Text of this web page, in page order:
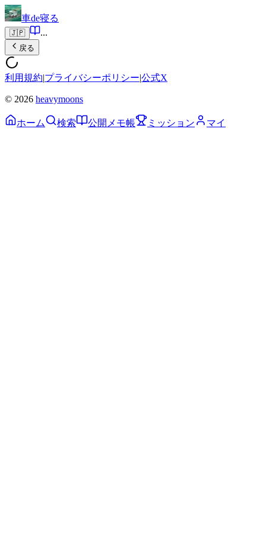
車de寝る
🇯🇵 ...
戻る
利用規約|プライバシーポリシー|公式X
© 2026 heavymoons
ホーム 検索 公開メモ帳 ミッション マイ